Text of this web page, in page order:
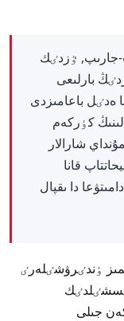
جارىپ, ٷزدٸك
بارلىعى
ەدٸل باعامىزدى
كٶركەم
شارالار
قانا
دا ىقپال
ٶندٸرۋشٸلەرٸ
جىلى